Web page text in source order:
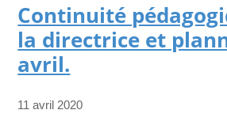
Continuité
la directrice et
avril.
11 avril 2020